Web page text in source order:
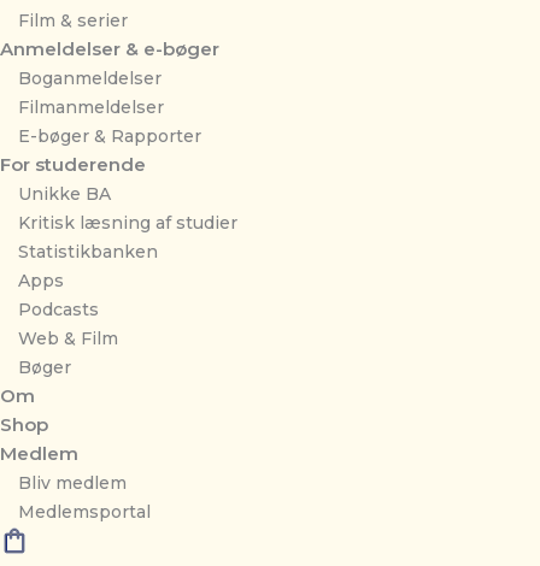
Film & serier
Anmeldelser & e-bøger
Boganmeldelser
Filmanmeldelser
E-bøger & Rapporter
For studerende
Unikke BA
Kritisk læsning af studier
Statistikbanken
Apps
Podcasts
Web & Film
Bøger
Om
Shop
Medlem
Bliv medlem
Medlemsportal